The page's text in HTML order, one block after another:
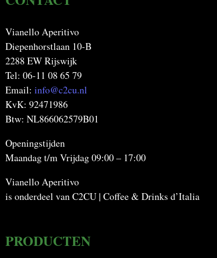
Vianello Aperitivo
Diepenhorstlaan 10-B
2288 EW Rijswijk
Tel: 06-11 08 65 79
Email:info@c2cu.nl
KvK: 92471986
Btw: NL866062579B01
Openingstijden
Maandag t/m Vrijdag 09:00 – 17:00
Vianello Aperitivo
is onderdeel van C2CU | Coffee & Drinks d’Italia
PRODUCTEN